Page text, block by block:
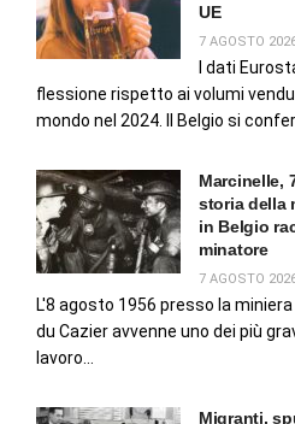
UE
7 AGOSTO
I dati
flessione rispetto ai volumi
mondo nel 2024. Il Belgio si
Marcinelle,
storia della
in Belgio
minatore
7 AGOSTO
L'8 agosto 1956 presso la
du Cazier avvenne uno dei più
lavoro...
Migranti,